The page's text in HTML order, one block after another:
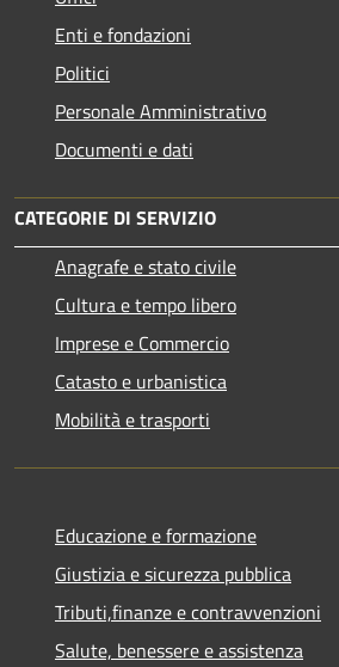
Enti e fondazioni
Politici
Personale Amministrativo
Documenti e dati
CATEGORIE DI SERVIZIO
Anagrafe e stato civile
Cultura e tempo libero
Imprese e Commercio
Catasto e urbanistica
Mobilità e trasporti
Educazione e formazione
Giustizia e sicurezza pubblica
Tributi,finanze e contravvenzioni
Salute, benessere e assistenza